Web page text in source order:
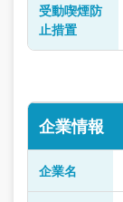
受動喫煙防
止措置
企業情報
企業名